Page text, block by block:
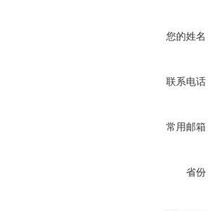
您的姓名
联系电话
常用邮箱
省份